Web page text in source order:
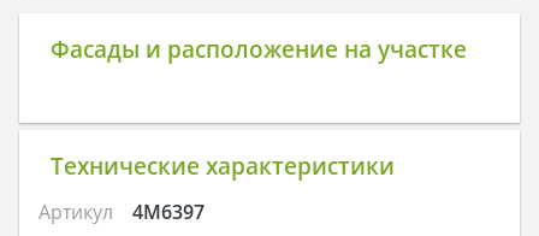
Фасады и расположение на участке
Технические характеристики
Артикул
4M6397